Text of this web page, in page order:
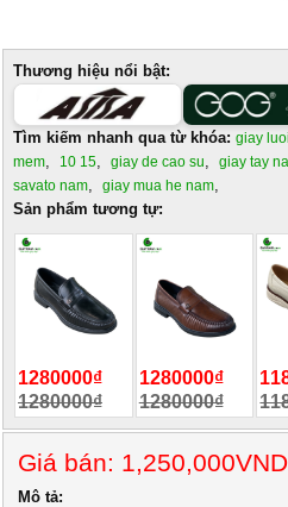
Thương hiệu nổi bật:
Tìm kiếm nhanh qua từ khóa: giay
mem, 10 15, giay de cao su, giay tay
savato nam, giay mua he nam,
Sản phẩm tương tự:
1280000₫
1280000₫
1280000₫
1280000₫
Giá bán: 1,250,000VND
Mô tả: